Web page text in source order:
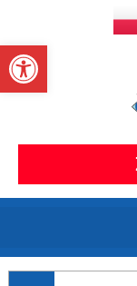
Otwórz